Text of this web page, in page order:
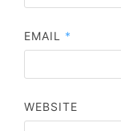
EMAIL *
WEBSITE